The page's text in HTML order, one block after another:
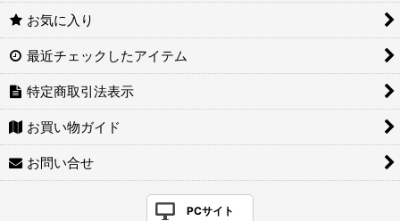
お気に入り
最近チェックしたアイテム
特定商取引法表示
お買い物ガイド
お問い合せ
PCサイト